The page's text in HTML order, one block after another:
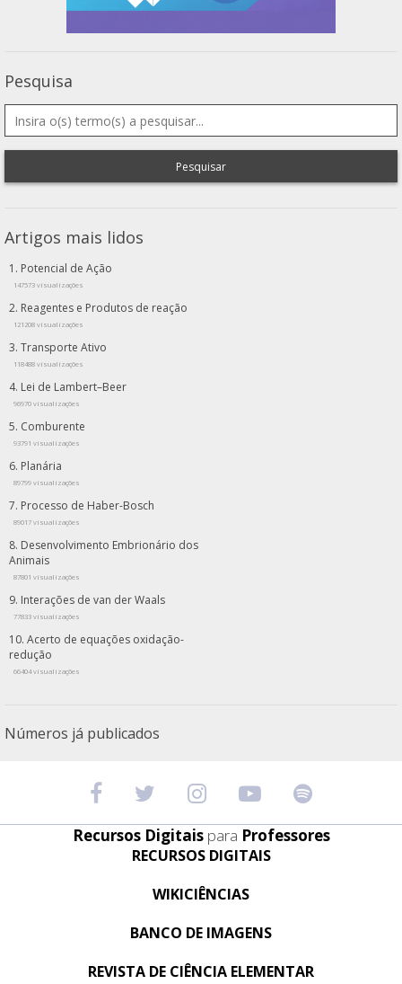
Pesquisa
Pesquisar
Artigos mais lidos
Potencial de Ação
147573 visualizações
Reagentes e Produtos de reação
121208 visualizações
Transporte Ativo
118488 visualizações
Lei de Lambert–Beer
96970 visualizações
Comburente
93791 visualizações
Planária
89799 visualizações
Processo de Haber-Bosch
89017 visualizações
Desenvolvimento Embrionário dos
Animais
87801 visualizações
Interações de van der Waals
77833 visualizações
Acerto de equações oxidação-
redução
66404 visualizações
Números já publicados
Recursos Digitais para Professores
RECURSOS DIGITAIS
WIKICIÊNCIAS
BANCO DE IMAGENS
REVISTA DE CIÊNCIA ELEMENTAR